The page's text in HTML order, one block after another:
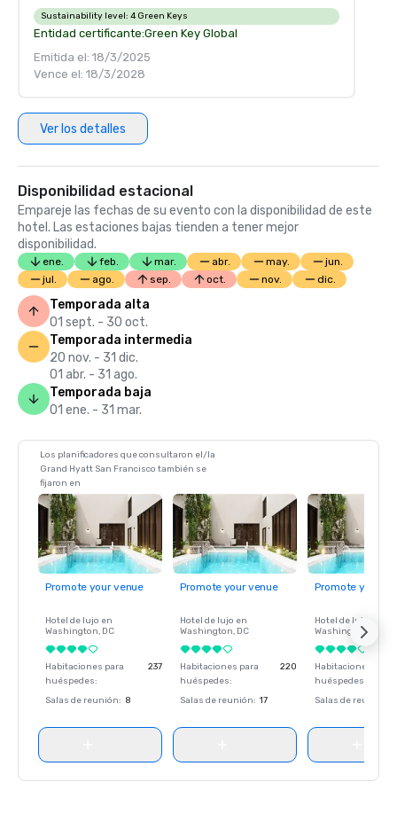
Sustainability level: 4 Green Keys
Entidad certificante:Green Key Global
Emitida el: 18/3/2025
Vence el: 18/3/2028
Ver los detalles
Disponibilidad estacional
Empareje las fechas de su evento con la disponibilidad de este
hotel. Las estaciones bajas tienden a tener mejor
disponibilidad.
ene. feb. mar. abr. may.
jun.
jul.
ago. sep. oct. nov. dic.
Temporada alta
01 sept. - 30 oct.
Temporada intermedia
20 nov. - 31 dic.
01 abr. - 31 ago.
Temporada baja
01 ene. - 31 mar.
Los planificadores que consultaron el/la
Grand Hyatt San Francisco también se
fijaron en
Promote your venue
Hotel de lujo en
Washington, DC
Habitaciones para
huéspedes:
237
Salas de reunión: 8
Promote your venue
Hotel de lujo en
Washington, DC
Habitaciones para
huéspedes:
220
Salas de reunión: 17
Promote your
Hotel de lujo en
Washington
Habitaciones para
huéspedes
Salas de reunión